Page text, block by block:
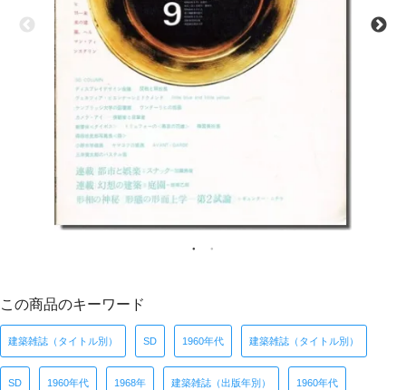
この商品のキーワード
建築雑誌（タイトル別） SD 1960年代 建築雑誌（タイトル別）
SD 1960年代 1968年 建築雑誌（出版年別） 1960年代